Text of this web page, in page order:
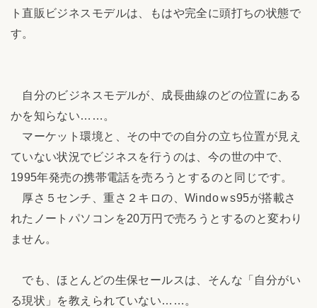
ト直販ビジネスモデルは、もはや完全に頭打ちの状態で
す。
自分のビジネスモデルが、成長曲線のどの位置にある
かを知らない……。
マーケット環境と、その中での自分の立ち位置が見え
ていない状況でビジネスを行うのは、今の世の中で、
1995年発売の携帯電話を売ろうとするのと同じです。
厚さ５センチ、重さ２キロの、Windoｗs95が搭載さ
れたノートパソコンを20万円で売ろうとするのと変わり
ません。
でも、ほとんどの生保セールスは、そんな「自分がい
る現状」を教えられていない……。